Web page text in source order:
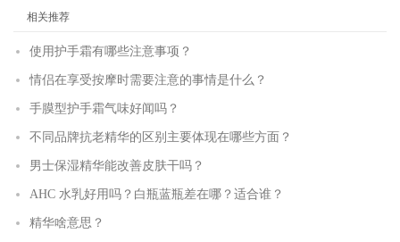
相关推荐
使用护手霜有哪些注意事项？
情侣在享受按摩时需要注意的事情是什么？
手膜型护手霜气味好闻吗？
不同品牌抗老精华的区别主要体现在哪些方面？
男士保湿精华能改善皮肤干吗？
AHC 水乳好用吗？白瓶蓝瓶差在哪？适合谁？
精华啥意思？